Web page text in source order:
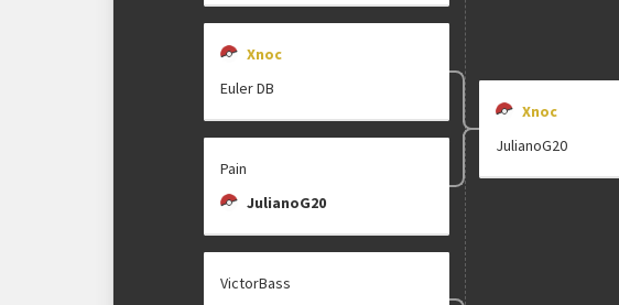
Xnoc
Euler DB
Pain
JulianoG20
VictorBass
Xnoc
JulianoG20